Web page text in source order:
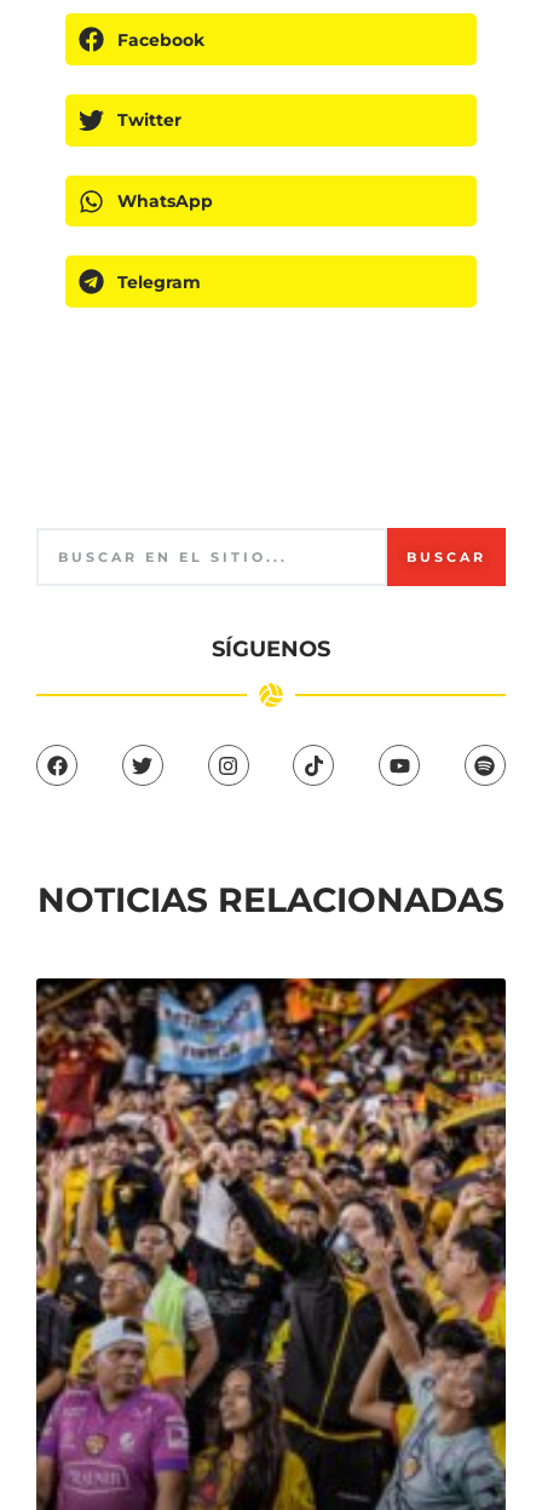
Facebook
Twitter
WhatsApp
Telegram
BUSCAR
SÍGUENOS
NOTICIAS RELACIONADAS